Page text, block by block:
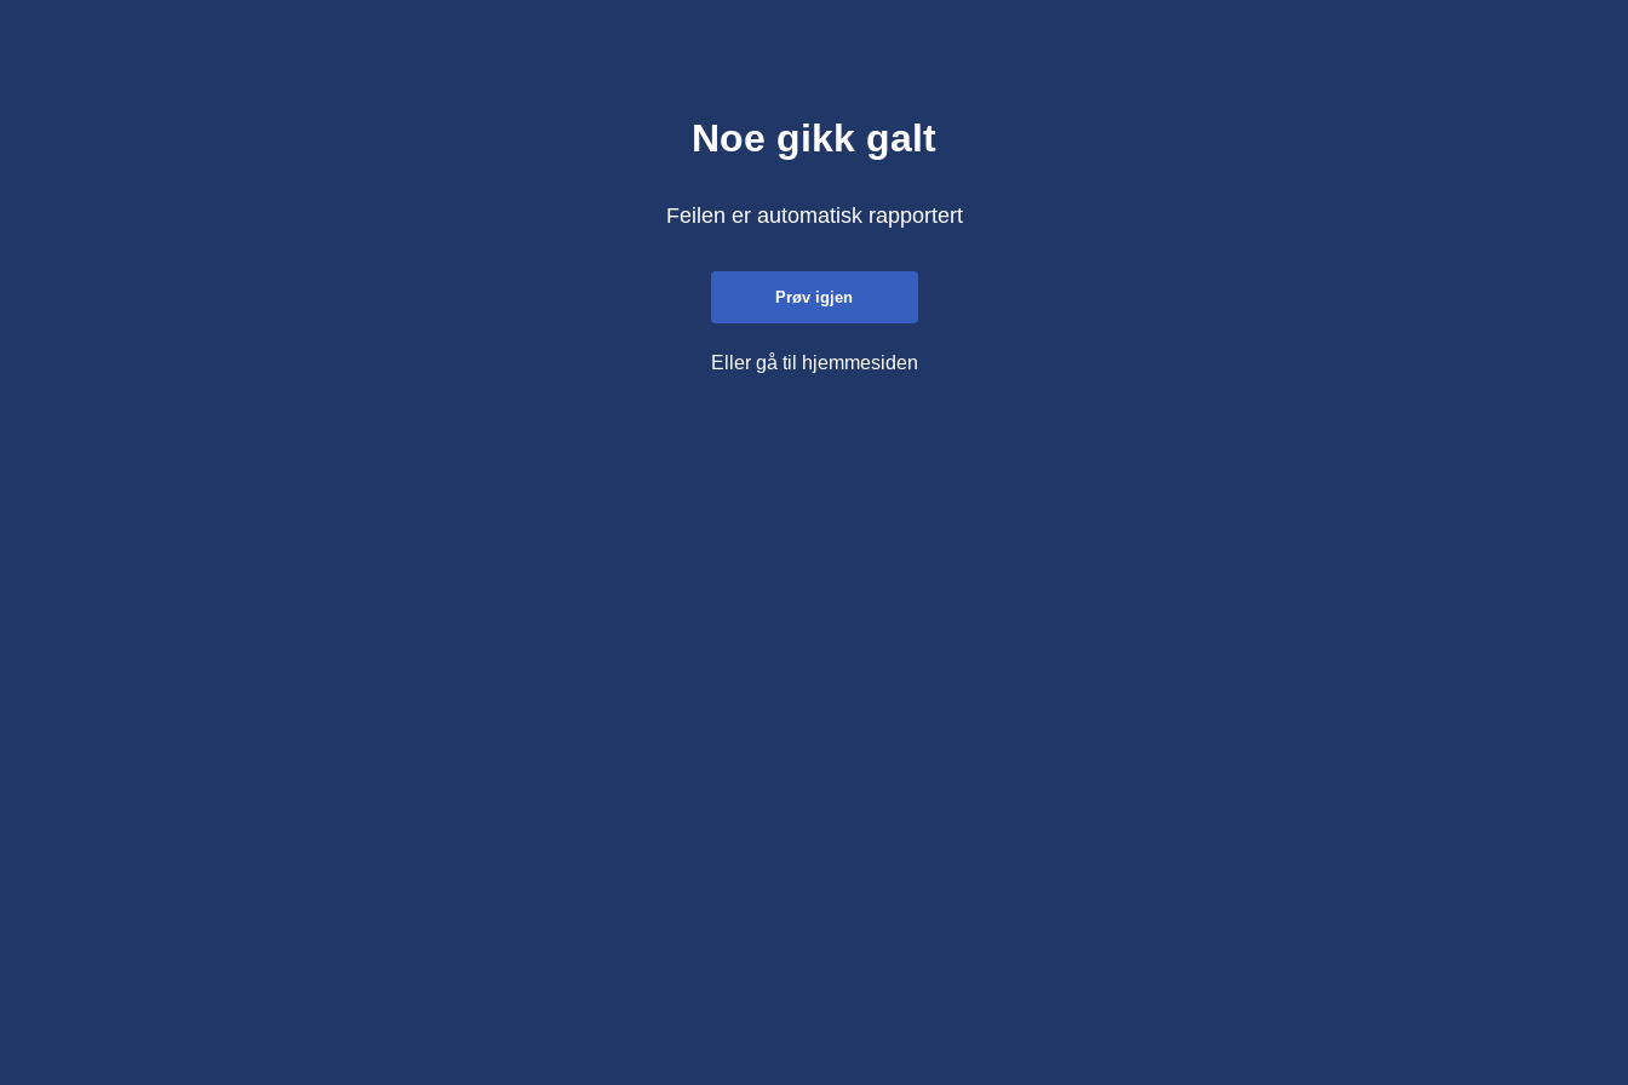
Noe gikk galt
Feilen er automatisk rapportert
Prøv igjen
Eller gå til hjemmesiden